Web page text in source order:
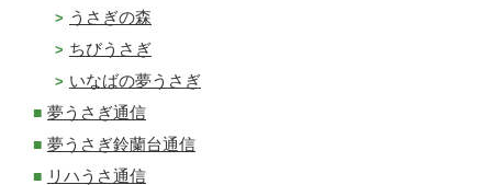
うさぎの森
ちびうさぎ
いなばの夢うさぎ
夢うさぎ通信
夢うさぎ鈴蘭台通信
リハうさ通信